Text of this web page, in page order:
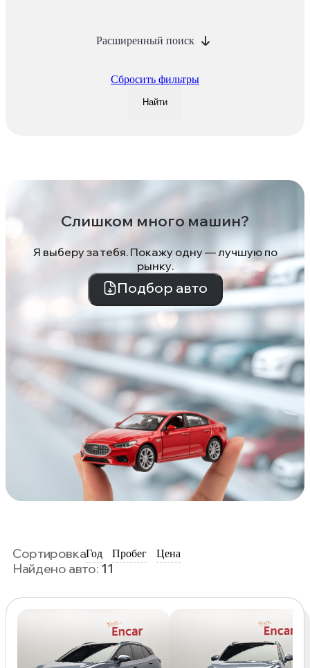
Расширенный поиск
Сбросить фильтры
Найти
Слишком много машин?
Я выберу за тебя. Покажу одну — лучшую по
рынку.
Подбор авто
СортировкаГод Пробег Цена
Найдено авто: 11